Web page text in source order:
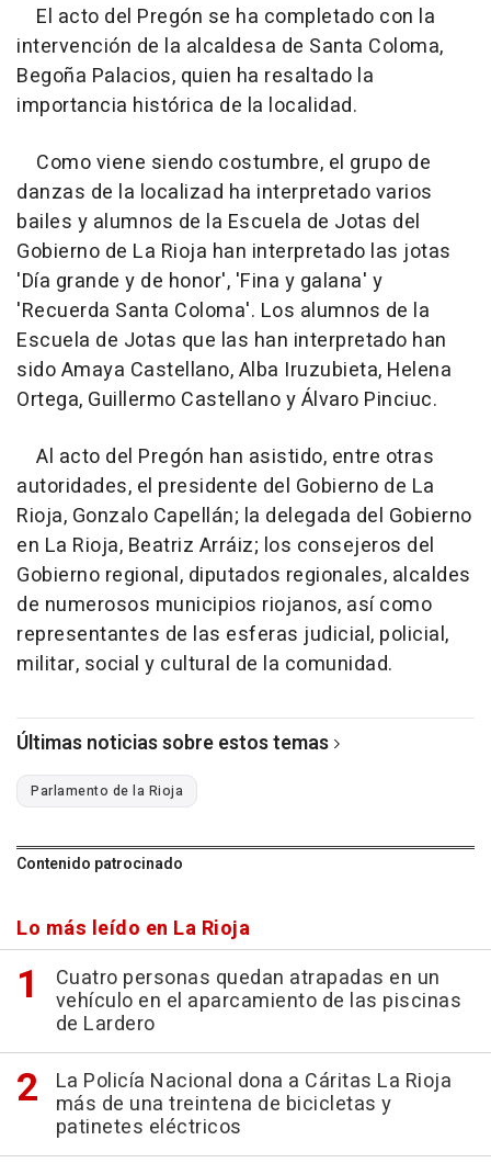
El acto del Pregón se ha completado con la
intervención de la alcaldesa de Santa Coloma,
Begoña Palacios, quien ha resaltado la
importancia histórica de la localidad.
Como viene siendo costumbre, el grupo de
danzas de la localizad ha interpretado varios
bailes y alumnos de la Escuela de Jotas del
Gobierno de La Rioja han interpretado las jotas
'Día grande y de honor', 'Fina y galana' y
'Recuerda Santa Coloma'. Los alumnos de la
Escuela de Jotas que las han interpretado han
sido Amaya Castellano, Alba Iruzubieta, Helena
Ortega, Guillermo Castellano y Álvaro Pinciuc.
Al acto del Pregón han asistido, entre otras
autoridades, el presidente del Gobierno de La
Rioja, Gonzalo Capellán; la delegada del Gobierno
en La Rioja, Beatriz Arráiz; los consejeros del
Gobierno regional, diputados regionales, alcaldes
de numerosos municipios riojanos, así como
representantes de las esferas judicial, policial,
militar, social y cultural de la comunidad.
Últimas noticias sobre estos temas
Parlamento de la Rioja
Contenido patrocinado
Lo más leído en La Rioja
Cuatro personas quedan atrapadas en un
vehículo en el aparcamiento de las piscinas
de Lardero
La Policía Nacional dona a Cáritas La Rioja
más de una treintena de bicicletas y
patinetes eléctricos